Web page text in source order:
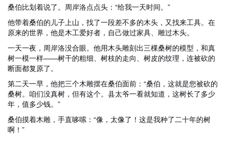
桑伯比划着说了。周岸洛点点头：“给我一天时间。”
他带着桑伯的儿子上山，找了一段差不多的木头，又找来工具。在
原来的世界，他是木工爱好者，自己做过家具、雕过木头。
一天一夜，周岸洛没合眼。他用木头雕刻出三棵桑树的模型，和真
树一模一样——树干的粗细、树枝的走向、树皮的纹理，连被砍的
断面都复原了。
第二天一早，他把三个木雕摆在桑伯面前：“桑伯，这就是您被砍的
桑树。咱们没真树，但有这个。县太爷一看就知道，这树长了多少
年，值多少钱。”
桑伯摸着木雕，手直哆嗦：“像，太像了！这是我种了二十年的树
啊！”